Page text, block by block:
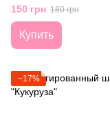
150 грн 180 грн
Купить
−17%